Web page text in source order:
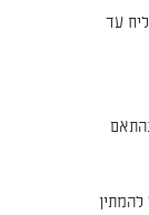
עד
35, יבנה. יש להמתין